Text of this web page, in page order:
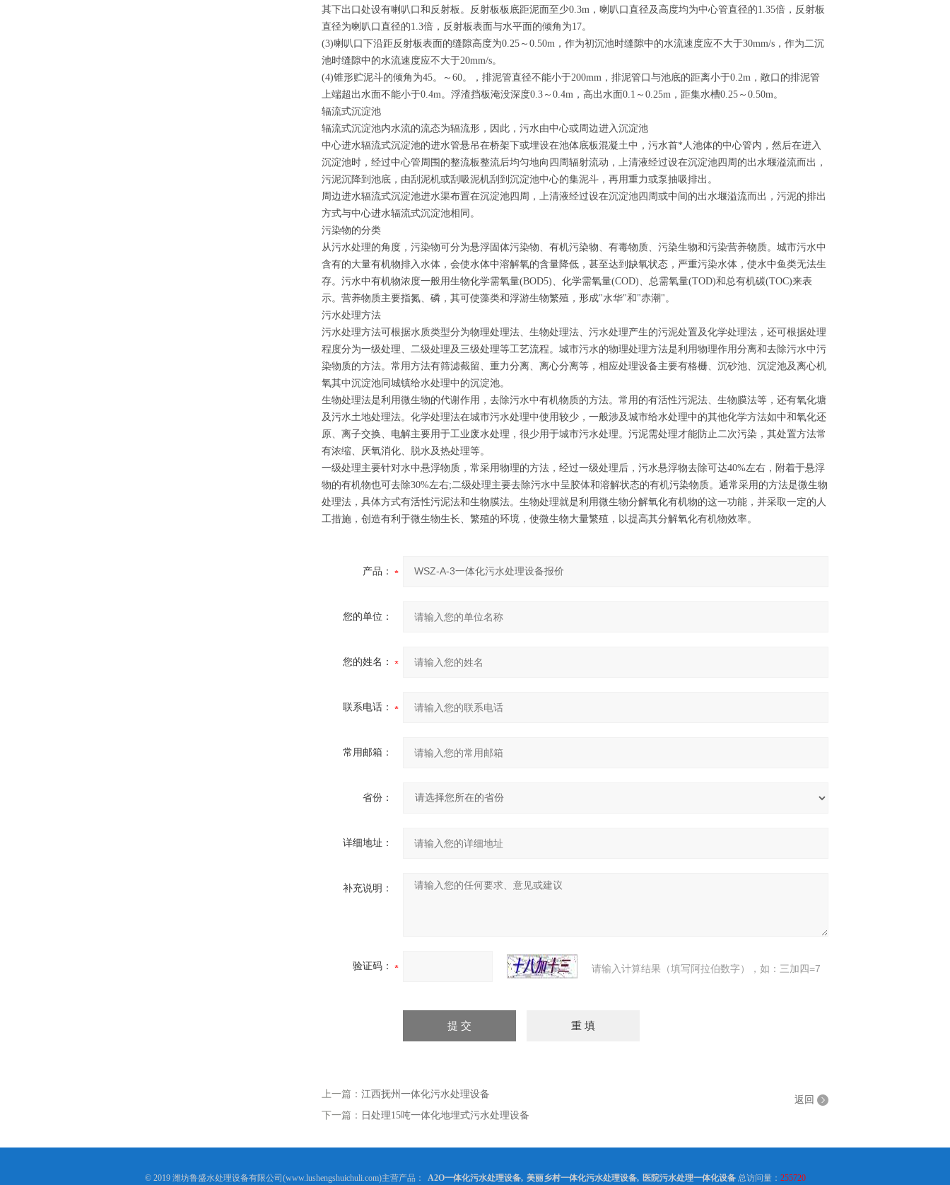
其下出口处设有喇叭口和反射板。反射板板底距泥面至少0.3m，喇叭口直径及高度均为中心管直径的1.35倍，反射板
直径为喇叭口直径的1.3倍，反射板表面与水平面的倾角为17。
(3)喇叭口下沿距反射板表面的缝隙高度为0.25～0.50m，作为初沉池时缝隙中的水流速度应不大于30mm/s，作为二沉
池时缝隙中的水流速度应不大于20mm/s。
(4)锥形贮泥斗的倾角为45。～60。，排泥管直径不能小于200mm，排泥管口与池底的距离小于0.2m，敞口的排泥管
上端超出水面不能小于0.4m。浮渣挡板淹没深度0.3～0.4m，高出水面0.1～0.25m，距集水槽0.25～0.50m。
辐流式沉淀池
辐流式沉淀池内水流的流态为辐流形，因此，污水由中心或周边进入沉淀池
中心进水辐流式沉淀池的进水管悬吊在桥架下或埋设在池体底板混凝土中，污水首*人池体的中心管内，然后在进入
沉淀池时，经过中心管周围的整流板整流后均匀地向四周辐射流动，上清液经过设在沉淀池四周的出水堰溢流而出，
污泥沉降到池底，由刮泥机或刮吸泥机刮到沉淀池中心的集泥斗，再用重力或泵抽吸排出。
周边进水辐流式沉淀池进水渠布置在沉淀池四周，上清液经过设在沉淀池四周或中间的出水堰溢流而出，污泥的排出
方式与中心进水辐流式沉淀池相同。
污染物的分类
从污水处理的角度，污染物可分为悬浮固体污染物、有机污染物、有毒物质、污染生物和污染营养物质。城市污水中
含有的大量有机物排入水体，会使水体中溶解氧的含量降低，甚至达到缺氧状态，严重污染水体，使水中鱼类无法生
存。污水中有机物浓度一般用生物化学需氧量(BOD5)、化学需氧量(COD)、总需氧量(TOD)和总有机碳(TOC)来表
示。营养物质主要指氮、磷，其可使藻类和浮游生物繁殖，形成"水华"和"赤潮"。
污水处理方法
污水处理方法可根据水质类型分为物理处理法、生物处理法、污水处理产生的污泥处置及化学处理法，还可根据处理
程度分为一级处理、二级处理及三级处理等工艺流程。城市污水的物理处理方法是利用物理作用分离和去除污水中污
染物质的方法。常用方法有筛滤截留、重力分离、离心分离等，相应处理设备主要有格栅、沉砂池、沉淀池及离心机
氧其中沉淀池同城镇给水处理中的沉淀池。
生物处理法是利用微生物的代谢作用，去除污水中有机物质的方法。常用的有活性污泥法、生物膜法等，还有氧化塘
及污水土地处理法。化学处理法在城市污水处理中使用较少，一般涉及城市给水处理中的其他化学方法如中和氧化还
原、离子交换、电解主要用于工业废水处理，很少用于城市污水处理。污泥需处理才能防止二次污染，其处置方法常
有浓缩、厌氧消化、脱水及热处理等。
一级处理主要针对水中悬浮物质，常采用物理的方法，经过一级处理后，污水悬浮物去除可达40%左右，附着于悬浮
物的有机物也可去除30%左右;二级处理主要去除污水中呈胶体和溶解状态的有机污染物质。通常采用的方法是微生物
处理法，具体方式有活性污泥法和生物膜法。生物处理就是利用微生物分解氧化有机物的这一功能，并采取一定的人
工措施，创造有利于微生物生长、繁殖的环境，使微生物大量繁殖，以提高其分解氧化有机物效率。
产品：
您的单位：
您的姓名：
联系电话：
常用邮箱：
省份：
详细地址：
补充说明：
验证码： 请输入计算结果（填写阿拉伯数字），如：三加四=7
上一篇： 江西抚州一体化污水处理设备
下一篇： 日处理15吨一体化地埋式污水处理设备
返回
© 2019 潍坊鲁盛水处理设备有限公司(www.lushengshuichuli.com)主营产品： A2O一体化污水处理设备, 美丽乡村一体化污水处理设备, 医院污水处理一体化设备总访问量： 255720